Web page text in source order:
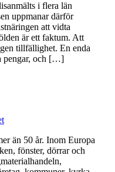
i flera län
uppmanar därför
att vidta
är ett faktum. Att
tillfällighet. En enda
pengar, och […]
än 50 år. Inom Europa
fönster, dörrar och